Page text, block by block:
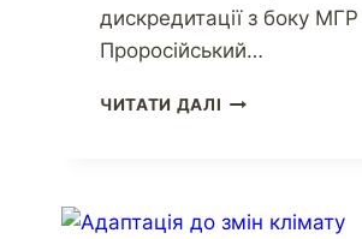
дискредитації з боку
Проросійський…
ЧИТАТИ ДАЛІ